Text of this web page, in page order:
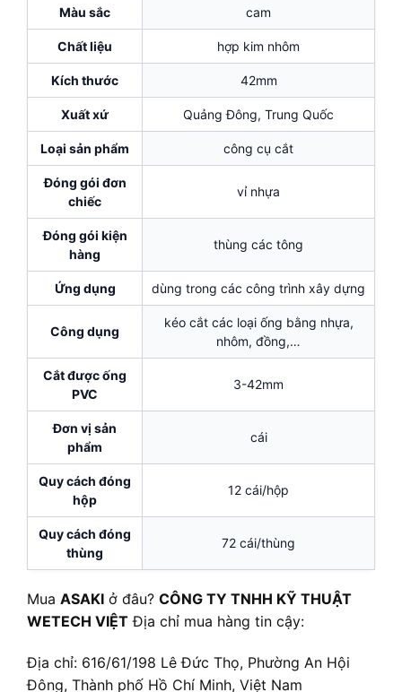
Màu sắc cam
Chất liệu hợp kim nhôm
Kích thước 42mm
Xuất xứ Quảng Đông, Trung Quốc
Loại sản phẩm công cụ cắt
Đóng gói đơn
chiếc
vỉ nhựa
Đóng gói kiện
hàng
thùng các tông
Ứng dụng dùng trong các công trình xây dựng
Công dụng
kéo cắt các loại ống bằng nhựa,
nhôm, đồng,…
Cắt được ống
PVC
3-42mm
Đơn vị sản
phẩm
cái
Quy cách đóng
hộp
12 cái/hộp
Quy cách đóng
thùng
72 cái/thùng
Mua ASAKI ở đâu? CÔNG TY TNHH KỸ THUẬT
WETECH VIỆT Địa chỉ mua hàng tin cậy:
Địa chỉ: 616/61/198 Lê Đức Thọ, Phường An Hội
Đông, Thành phố Hồ Chí Minh, Việt Nam